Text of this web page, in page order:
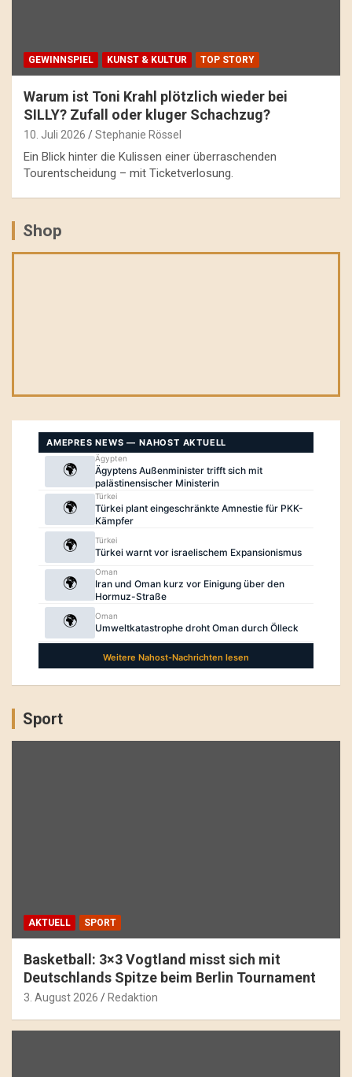
GEWINNSPIEL KUNST & KULTUR TOP STORY
Warum ist Toni Krahl plötzlich wieder bei
SILLY? Zufall oder kluger Schachzug?
10. Juli 2026 Stephanie Rössel
Ein Blick hinter die Kulissen einer überraschenden
Tourentscheidung – mit Ticketverlosung.
Shop
Sport
AKTUELL SPORT
Basketball: 3×3 Vogtland misst sich mit
Deutschlands Spitze beim Berlin Tournament
3. August 2026 Redaktion